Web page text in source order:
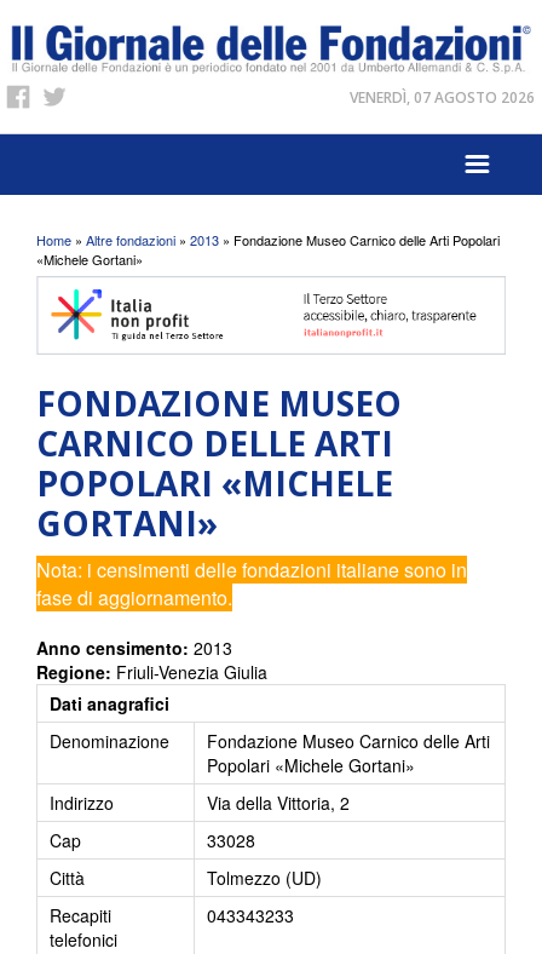
VENERDÌ, 07 AGOSTO 2026
Tu sei qui
Home » Altre fondazioni » 2013 » Fondazione Museo Carnico delle Arti Popolari
«Michele Gortani»
FONDAZIONE MUSEO
CARNICO DELLE ARTI
POPOLARI «MICHELE
GORTANI»
Nota: i censimenti delle fondazioni italiane sono in
fase di aggiornamento.
Anno censimento: 2013
Regione: Friuli-Venezia Giulia
Dati anagrafici
Denominazione
Fondazione Museo Carnico delle Arti
Popolari «Michele Gortani»
Indirizzo
Via della Vittoria, 2
Cap
33028
Città
Tolmezzo (UD)
Recapiti
telefonici
043343233